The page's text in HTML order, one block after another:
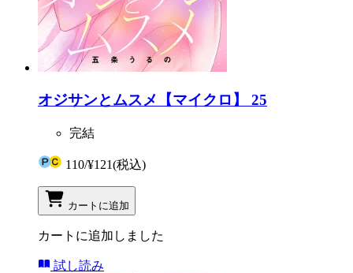
オジサンとムスメ【マイクロ】 25
完結
110/¥121(税込)
カートに追加
カートに追加しました
試し読み